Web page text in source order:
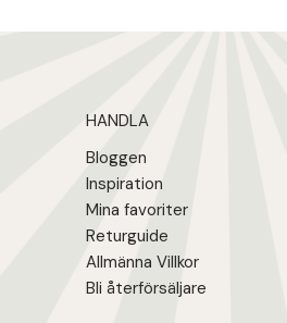
HANDLA
Bloggen
Inspiration
Mina favoriter
Returguide
Allmänna Villkor
Bli återförsäljare